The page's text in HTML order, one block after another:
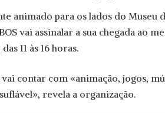
animado para os lados do Museu
vai assinalar a sua chegada ao
11 às 16 horas.
vai contar com «animação, jogos,
revela a organização.